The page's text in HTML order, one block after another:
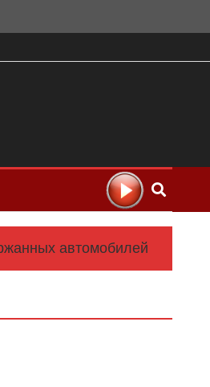
автомобилей